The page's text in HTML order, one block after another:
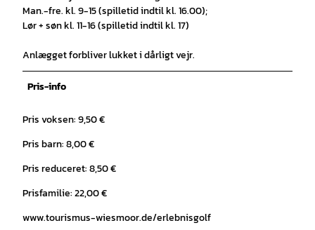
Man.-fre. kl. 9-15 (spilletid indtil kl. 16.00);
Lør + søn kl. 11-16 (spilletid indtil kl. 17)
Anlægget forbliver lukket i dårligt vejr.
Pris-info
Pris voksen: 9,50 €
Pris barn: 8,00 €
Pris reduceret: 8,50 €
Prisfamilie: 22,00 €
www.tourismus-wiesmoor.de/erlebnisgolf